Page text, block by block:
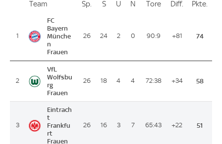
PlatzTeam Sp. Spiele
SSiege
U Unentschieden
N Niederlagen
ToreToreDiff. Differenz
Pkte.
1
FC
Bayern
Münche
n
Frauen
26 24 2 0 90:9 +81 74
2
VfL
Wolfsbu
rg
Frauen
26 18 4 4 72:38 +34 58
3
Eintrach
t
Frankfu
rt
Frauen
26 16 3 7 65:43 +22 51